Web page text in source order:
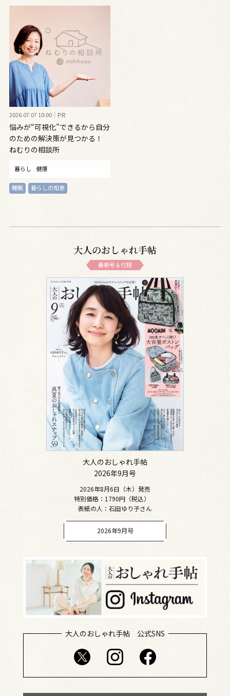
2026.07.07 10:00 PR
悩みが“可視化”できるから自分
のための解決策が見つかる！
ねむりの相談所
暮らし 健康
睡眠 暮らしの知恵
大人のおしゃれ手帖
最新号＆付録
大人のおしゃれ手帖
2026年9月号
2026年8月6日（木）発売
特別価格：1790円（税込）
表紙の人：石田ゆり子さん
2026年9月号
大人のおしゃれ手帖 公式SNS